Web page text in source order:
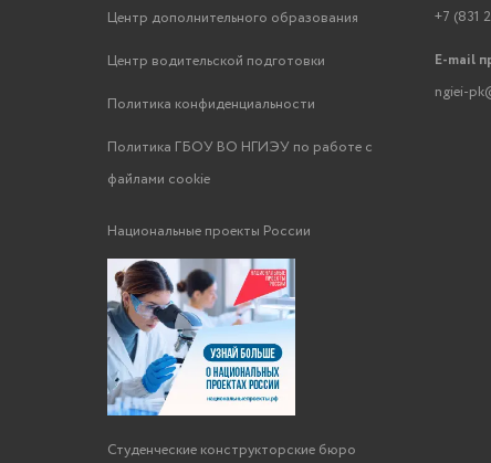
Центр дополнительного образования
Центр водительской подготовки
Политика конфиденциальности
Политика ГБОУ ВО НГИЭУ по работе с
файлами cookie
Национальные проекты России
Студенческие конструкторские бюро
+7 (831
E-mail
ngiei-